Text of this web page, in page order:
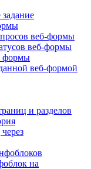
задание
веб-формы
веб-формы
формы
веб-формой
и разделов
на